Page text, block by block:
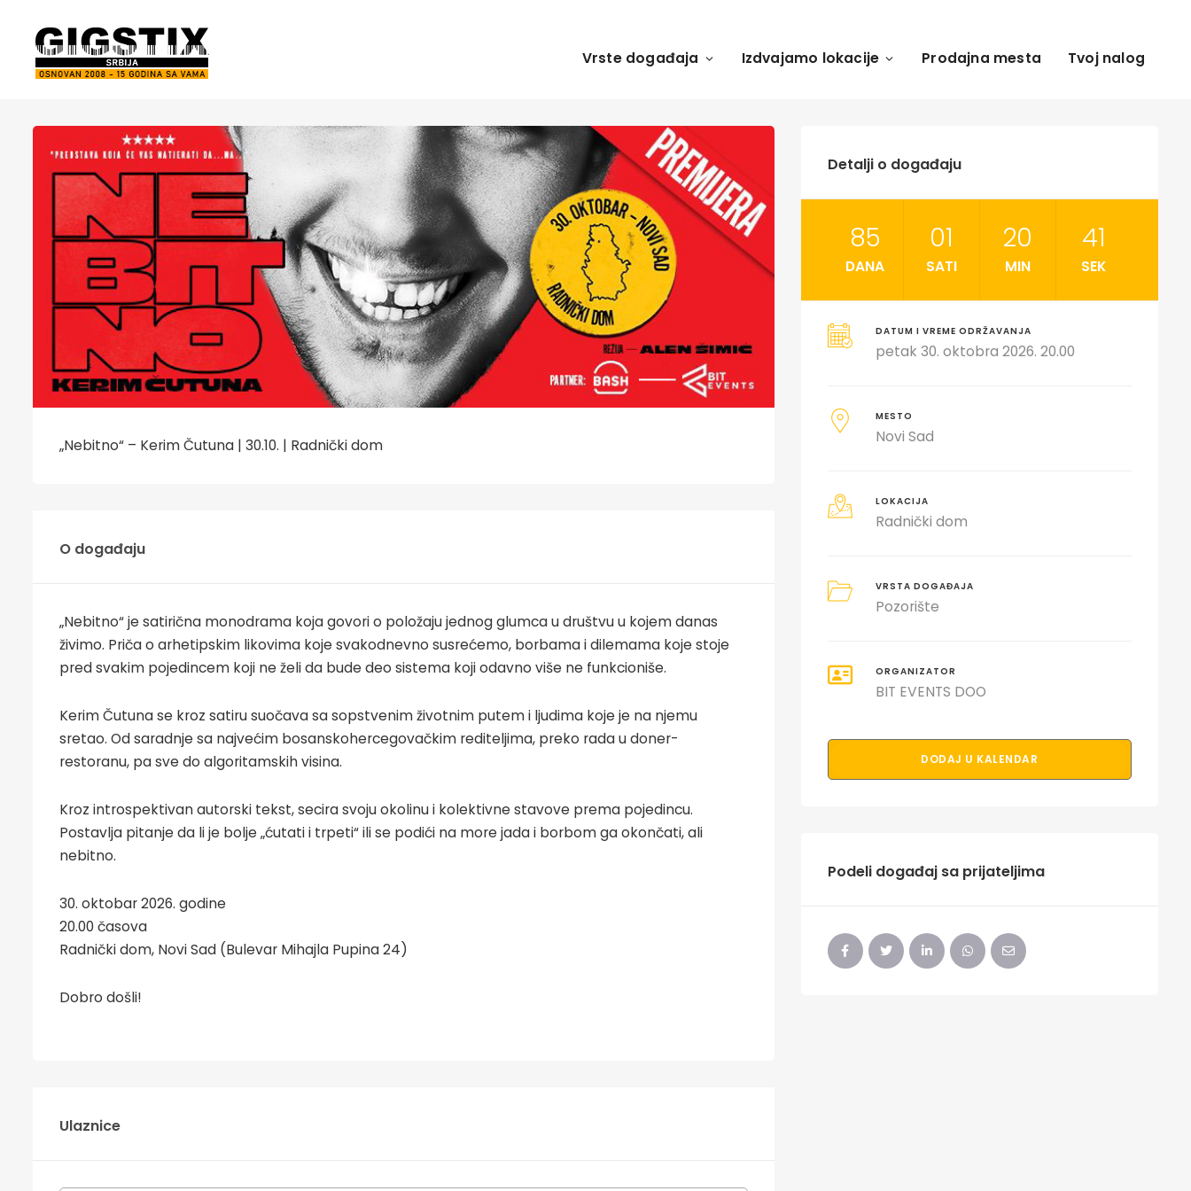
Vrste događaja Izdvajamo lokacije Prodajna mesta Tvoj nalog
„Nebitno“ – Kerim Čutuna | 30.10. | Radnički dom
O događaju
„Nebitno“ je satirična monodrama koja govori o položaju jednog glumca u društvu u kojem danas
živimo. Priča o arhetipskim likovima koje svakodnevno susrećemo, borbama i dilemama koje stoje
pred svakim pojedincem koji ne želi da bude deo sistema koji odavno više ne funkcioniše.
Kerim Čutuna se kroz satiru suočava sa sopstvenim životnim putem i ljudima koje je na njemu
sretao. Od saradnje sa najvećim bosanskohercegovačkim rediteljima, preko rada u doner-
restoranu, pa sve do algoritamskih visina.
Kroz introspektivan autorski tekst, secira svoju okolinu i kolektivne stavove prema pojedincu.
Postavlja pitanje da li je bolje „ćutati i trpeti“ ili se podići na more jada i borbom ga okončati, ali
nebitno.
30. oktobar 2026. godine
20.00 časova
Radnički dom, Novi Sad (Bulevar Mihajla Pupina 24)
Dobro došli!
Ulaznice
Detalji o događaju
85
DANA
01
SATI
20
MIN
40
SEK
DATUM I VREME ODRŽAVANJA
petak 30. oktobra 2026. 20.00
MESTO
Novi Sad
LOKACIJA
Radnički dom
VRSTA DOGAĐAJA
Pozorište
ORGANIZATOR
BIT EVENTS DOO
DODAJ U KALENDAR
Podeli događaj sa prijateljima